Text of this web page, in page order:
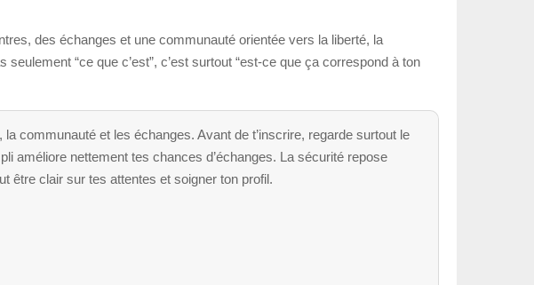
des échanges et une communauté orientée vers la liberté, la
“ce que c’est”, c’est surtout “est-ce que ça correspond à ton
communauté et les échanges. Avant de t’inscrire, regarde surtout le
améliore nettement tes chances d’échanges. La sécurité repose
être clair sur tes attentes et soigner ton profil.